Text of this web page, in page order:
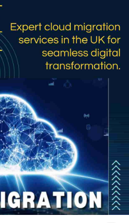
....global-expertise/clo